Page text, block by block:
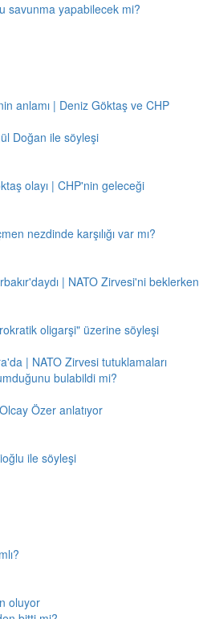
savunma yapabilecek mi?
anlamı | Deniz Göktaş ve CHP
Doğan ile söyleşi
olayı | CHP'nin geleceği
nezdinde karşılığı var mı?
| NATO Zirvesi'ni beklerken
oligarşi" üzerine söyleşi
| NATO Zirvesi tutuklamaları
bulabildi mi?
Özer anlatıyor
ile söyleşi
oluyor